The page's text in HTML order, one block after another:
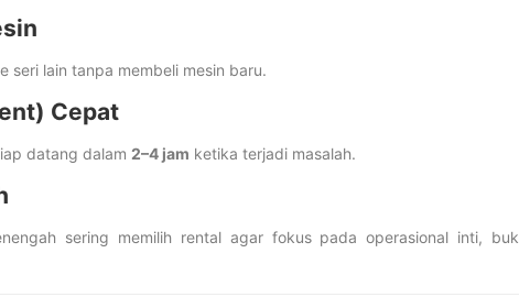
seri lain tanpa membeli mesin baru.
Cepat
datang dalam 2–4 jam ketika terjadi masalah.
sering memilih rental agar fokus pada operasional inti,